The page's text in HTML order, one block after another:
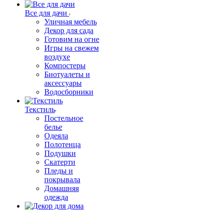
Все для дачи
Уличная мебель
Декор для сада
Готовим на огне
Игры на свежем
воздухе
Компостеры
Биотуалеты и
аксессуары
Водосборники
Текстиль
Постельное
белье
Одеяла
Полотенца
Подушки
Скатерти
Пледы и
покрывала
Домашняя
одежда